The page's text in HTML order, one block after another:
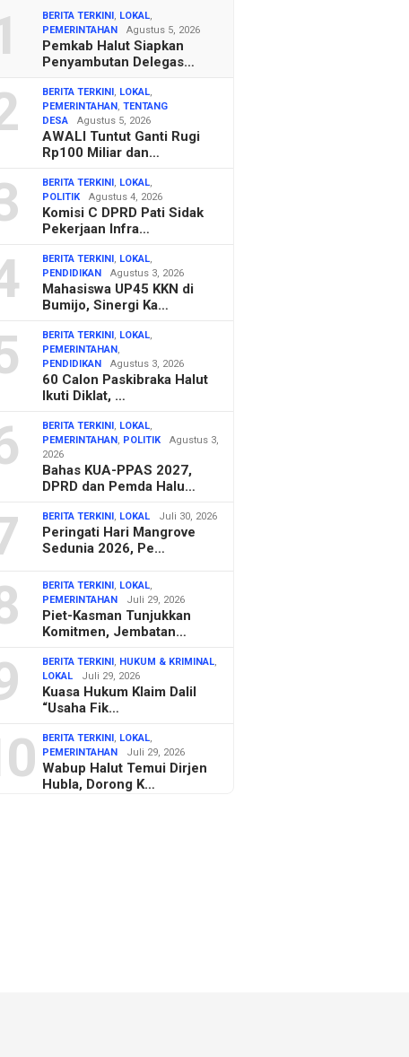
BERITA TERKINI , LOKAL,
PEMERINTAHAN
Agustus 5, 2026
Pemkab Halut Siapkan
Penyambutan Delegas…
BERITA TERKINI , LOKAL,
PEMERINTAHAN ,TENTANG
DESA
Agustus 5, 2026
AWALI Tuntut Ganti Rugi
Rp100 Miliar dan…
BERITA TERKINI , LOKAL,
POLITIK
Agustus 4, 2026
Komisi C DPRD Pati Sidak
Pekerjaan Infra…
BERITA TERKINI , LOKAL,
PENDIDIKAN
Agustus 3, 2026
Mahasiswa UP45 KKN di
Bumijo, Sinergi Ka…
BERITA TERKINI , LOKAL,
PEMERINTAHAN ,
PENDIDIKAN
Agustus 3, 2026
60 Calon Paskibraka Halut
Ikuti Diklat, …
BERITA TERKINI , LOKAL,
PEMERINTAHAN , POLITIK
Agustus 3,
2026
Bahas KUA-PPAS 2027,
DPRD dan Pemda Halu…
BERITA TERKINI , LOKAL Juli 30, 2026
Peringati Hari Mangrove
Sedunia 2026, Pe…
BERITA TERKINI , LOKAL,
PEMERINTAHAN
Juli 29, 2026
Piet-Kasman Tunjukkan
Komitmen, Jembatan…
BERITA TERKINI , HUKUM & KRIMINAL,
LOKAL
Juli 29, 2026
Kuasa Hukum Klaim Dalil
“Usaha Fik…
BERITA TERKINI , LOKAL,
PEMERINTAHAN
Juli 29, 2026
Wabup Halut Temui Dirjen
Hubla, Dorong K…